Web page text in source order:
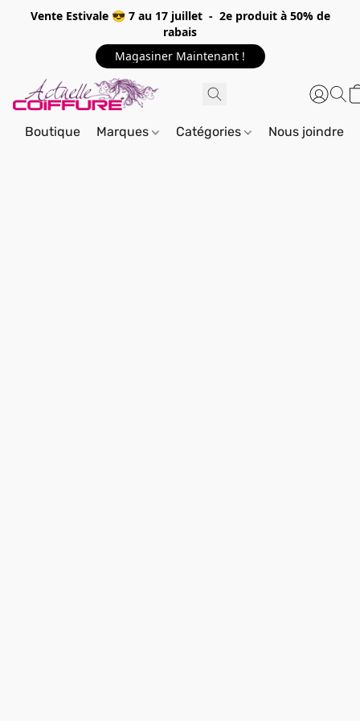
Vente Estivale 😎 7 au 17 juillet - 2e produit à 50% de
rabais
Magasiner Maintenant !
Boutique Marques Catégories Nous joindre